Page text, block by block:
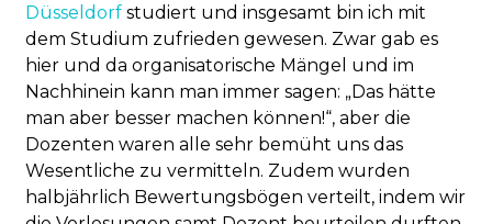
Düsseldorf studiert und insgesamt bin ich mit
dem Studium zufrieden gewesen. Zwar gab es
hier und da organisatorische Mängel und im
Nachhinein kann man immer sagen: „Das hätte
man aber besser machen können!“, aber die
Dozenten waren alle sehr bemüht uns das
Wesentliche zu vermitteln. Zudem wurden
halbjährlich Bewertungsbögen verteilt, indem wir